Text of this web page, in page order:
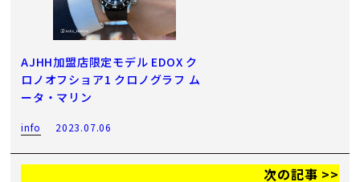
AJHH加盟店限定モデル EDOX ク
ロノオフショア1 クロノグラフ ム
ータ・マリン
info 2023.07.06
次の記事 >>